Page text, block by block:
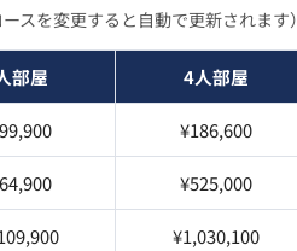
スを変更すると自動で更新されます）
部屋 4人部屋
¥186,600
¥525,000
¥1,030,100